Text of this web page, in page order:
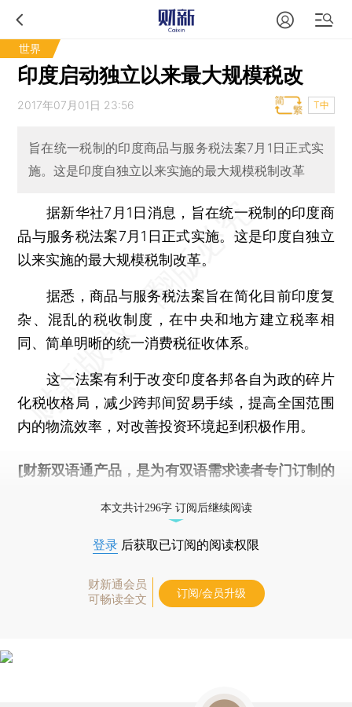
世界
印度启动独立以来最大规模税改
2017年07月01日 23:56 T中
旨在统一税制的印度商品与服务税法案7月1日正式实
施。这是印度自独立以来实施的最大规模税制改革
据新华社7月1日消息，旨在统一税制的印度商
品与服务税法案7月1日正式实施。这是印度自独立
以来实施的最大规模税制改革。
据悉，商品与服务税法案旨在简化目前印度复
杂、混乱的税收制度，在中央和地方建立税率相
同、简单明晰的统一消费税征收体系。
这一法案有利于改变印度各邦各自为政的碎片
化税收格局，减少跨邦间贸易手续，提高全国范围
内的物流效率，对改善投资环境起到积极作用。
[财新双语通产品，是为有双语需求读者专门订制的
本文共计296字 订阅后继续阅读
登录 后获取已订阅的阅读权限
财新通会员
可畅读全文
订阅/会员升级